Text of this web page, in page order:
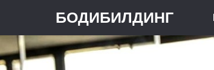
БОДИБИЛДИНГ